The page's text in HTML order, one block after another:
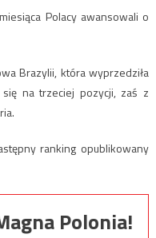
Polacy awansowali o
Brazylii, która wyprzedziła
się na trzeciej pozycji, zaś z
ranking opublikowany
Polonia!